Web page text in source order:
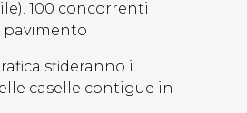
100 concorrenti
pavimento
sfideranno i
caselle contigue in